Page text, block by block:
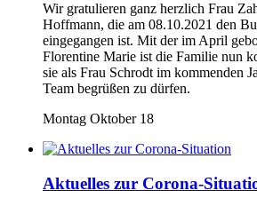
Wir gratulieren ganz herzlich Frau
Hoffmann, die am 08.10.2021 den
eingegangen ist. Mit der im April
Florentine Marie ist die Familie nun
sie als Frau Schrodt im kommenden
Team begrüßen zu dürfen.
Montag Oktober 18
Aktuelles zur Corona-